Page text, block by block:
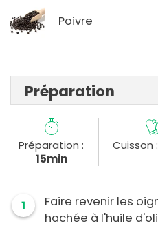
Poivre
Préparation
Préparation :
15min
Cuisson :
1
Faire revenir les
hachée à l'huile